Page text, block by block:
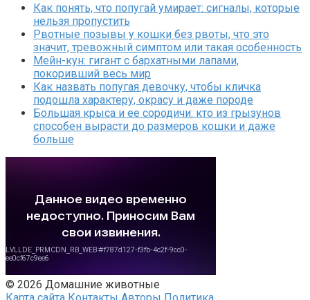
Как понять, что попугай умирает: сигналы, которые
нельзя пропустить
Рвотные позывы у кошки без рвоты, что это
значит, тревожный симптом или такая особенность
Мейн-кун: гигант с бархатными лапами,
покоривший весь мир
Как назвать попугая девочку, чтобы кличка
подошла характеру, окрасу и даже породе
Большая крыса и ее сородичи: кто из грызунов
способен вырасти до размеров кошки и даже
больше
© 2026 Домашние животные